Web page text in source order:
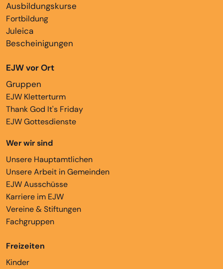
Ausbildungskurse
Fortbildung
Juleica
Bescheinigungen
EJW vor Ort
Gruppen
EJW Kletterturm
Thank God It's Friday
EJW Gottesdienste
Wer wir sind
Unsere Hauptamtlichen
Unsere Arbeit in Gemeinden
EJW Ausschüsse
Karriere im EJW
Vereine & Stiftungen
Fachgruppen
Freizeiten
Kinder